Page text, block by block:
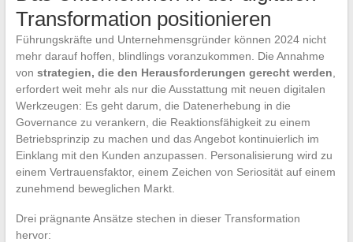
Transformation positionieren
Führungskräfte und Unternehmensgründer können 2024 nicht
mehr darauf hoffen, blindlings voranzukommen. Die Annahme
von strategien, die den Herausforderungen gerecht werden
erfordert weit mehr als nur die Ausstattung mit neuen digitalen
Werkzeugen: Es geht darum, die Datenerhebung in die
Governance zu verankern, die Reaktionsfähigkeit zu einem
Betriebsprinzip zu machen und das Angebot kontinuierlich im
Einklang mit den Kunden anzupassen. Personalisierung wird zu
einem Vertrauensfaktor, einem Zeichen von Seriosität auf einem
zunehmend beweglichen Markt.
Drei prägnante Ansätze stechen in dieser Transformation
hervor: